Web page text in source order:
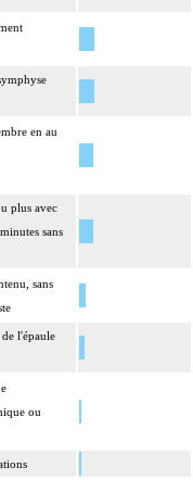
en au
plus avec
sans
sans
l'épaule
ou